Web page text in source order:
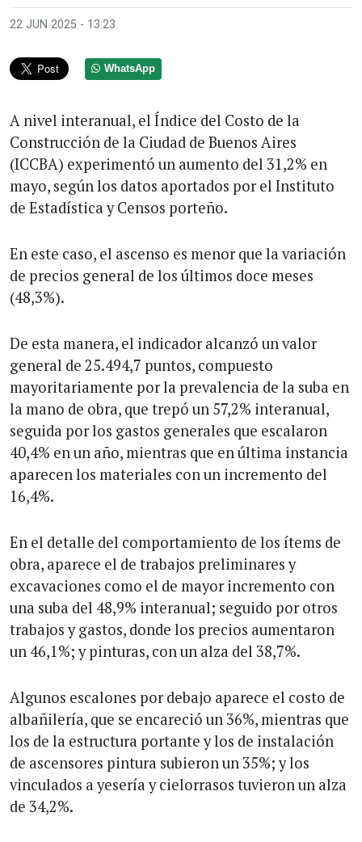
22 JUN 2025 - 13:23
WhatsApp
A nivel interanual, el Índice del Costo de la
Construcción de la Ciudad de Buenos Aires
(ICCBA) experimentó un aumento del 31,2% en
mayo, según los datos aportados por el Instituto
de Estadística y Censos porteño.
En este caso, el ascenso es menor que la variación
de precios general de los últimos doce meses
(48,3%).
De esta manera, el indicador alcanzó un valor
general de 25.494,7 puntos, compuesto
mayoritariamente por la prevalencia de la suba en
la mano de obra, que trepó un 57,2% interanual,
seguida por los gastos generales que escalaron
40,4% en un año, mientras que en última instancia
aparecen los materiales con un incremento del
16,4%.
En el detalle del comportamiento de los ítems de
obra, aparece el de trabajos preliminares y
excavaciones como el de mayor incremento con
una suba del 48,9% interanual; seguido por otros
trabajos y gastos, donde los precios aumentaron
un 46,1%; y pinturas, con un alza del 38,7%.
Algunos escalones por debajo aparece el costo de
albañilería, que se encareció un 36%, mientras que
los de la estructura portante y los de instalación
de ascensores pintura subieron un 35%; y los
vinculados a yesería y cielorrasos tuvieron un alza
de 34,2%.